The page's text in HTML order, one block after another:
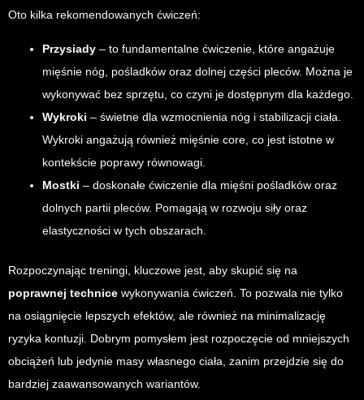
Oto kilka rekomendowanych ćwiczeń:
Przysiady – to fundamentalne ćwiczenie, które angażuje
mięśnie nóg, pośladków oraz dolnej części pleców. Można je
wykonywać bez sprzętu, co czyni je dostępnym dla każdego.
Wykroki – świetne dla wzmocnienia nóg i stabilizacji ciała.
Wykroki angażują również mięśnie core, co jest istotne w
kontekście poprawy równowagi.
Mostki – doskonałe ćwiczenie dla mięśni pośladków oraz
dolnych partii pleców. Pomagają w rozwoju siły oraz
elastyczności w tych obszarach.
Rozpoczynając treningi, kluczowe jest, aby skupić się na
poprawnej technice wykonywania ćwiczeń. To pozwala nie tylko
na osiągnięcie lepszych efektów, ale również na minimalizację
ryzyka kontuzji. Dobrym pomysłem jest rozpoczęcie od mniejszych
obciążeń lub jedynie masy własnego ciała, zanim przejdzie się do
bardziej zaawansowanych wariantów.